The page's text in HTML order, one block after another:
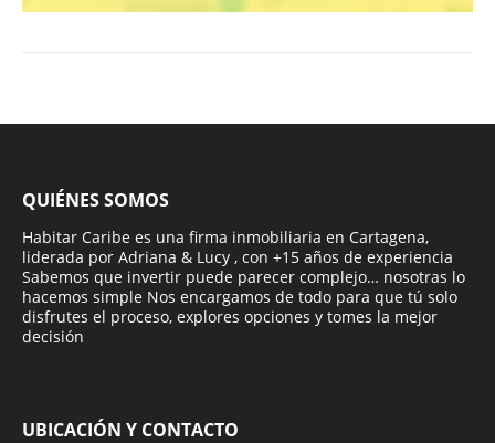
QUIÉNES SOMOS
Habitar Caribe es una firma inmobiliaria en Cartagena,
liderada por Adriana & Lucy , con +15 años de experiencia
Sabemos que invertir puede parecer complejo… nosotras lo
hacemos simple Nos encargamos de todo para que tú solo
disfrutes el proceso, explores opciones y tomes la mejor
decisión
UBICACIÓN Y CONTACTO